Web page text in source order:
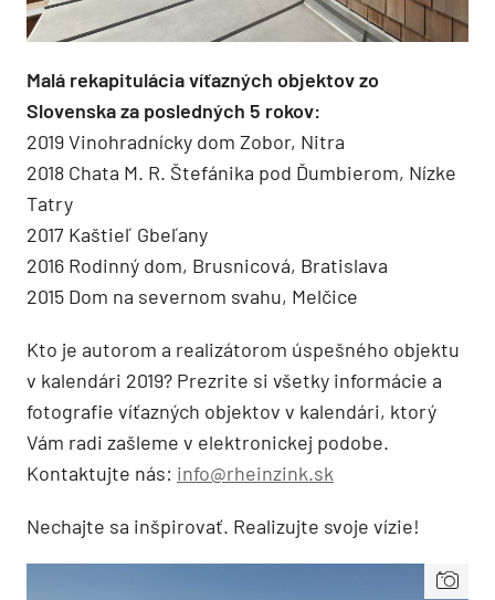
Malá rekapitulácia víťazných objektov zo
Slovenska za posledných 5 rokov:
2019 Vinohradnícky dom Zobor, Nitra
2018 Chata M. R. Štefánika pod Ďumbierom, Nízke
Tatry
2017 Kaštieľ Gbeľany
2016 Rodinný dom, Brusnicová, Bratislava
2015 Dom na severnom svahu, Melčice
Kto je autorom a realizátorom úspešného objektu
v kalendári 2019? Prezrite si všetky informácie a
fotografie víťazných objektov v kalendári, ktorý
Vám radi zašleme v elektronickej podobe.
Kontaktujte nás: info@rheinzink.sk
Nechajte sa inšpirovať. Realizujte svoje vízie!